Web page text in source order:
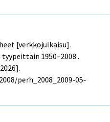
[verkkojulkaisu].
tyypeittäin 1950–2008 .
perh_2008_2009-05-